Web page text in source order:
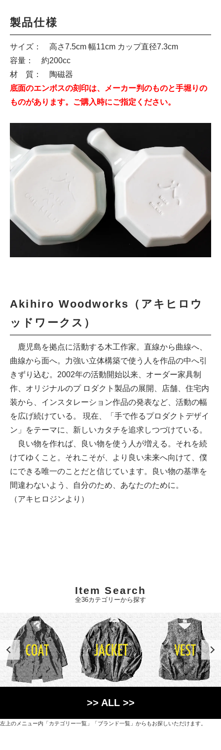
製品仕様
サイズ： 高さ7.5cm 幅11cm カップ直径7.3cm
容量： 約200cc
材 質： 陶磁器
底面のエンボスの刻印は、メーカー判のものと手堀りの
ものがあります。ご購入時にご指定ください。
Akihiro Woodworks（アキヒロウ
ッドワークス）
鹿児島を拠点に活動する木工作家。直線から曲線へ、
曲線から面へ。力強い立体構築で使う人を作品の中へ引
きずり込む。2002年の活動開始以来、オーダー家具制
作、オリジナルのプ ロダクト製品の展開、店舗、住宅内
装から、インスタレーション作品の発表など、活動の幅
を広げ続けている。 現在、「手で作るプロダクトデザイ
ン」をテーマに、新しいカタチを追求しつづけている。
良い物を作れば、良い物を使う人が増える。それを続
けてゆくこと。それこそが、より良い未来へ向けて、僕
にできる唯一のことだと信じています。良い物の基準を
間違わないよう、自分のため、あなたのために。
（アキヒロジンより）
Item Search
全36カテゴリーから探す
>> ALL >>
左上のメニュー内「カテゴリー一覧」「ブランド一覧」からもお探しいただけます。